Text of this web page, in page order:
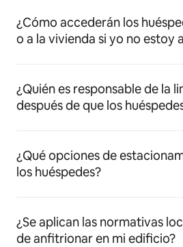
¿Cómo accederán los
o a la vivienda si yo no estoy
¿Quién es responsable de la
después de que los
¿Qué opciones de
los huéspedes?
¿Se aplican las normativas
de anfitrionar en mi edificio?